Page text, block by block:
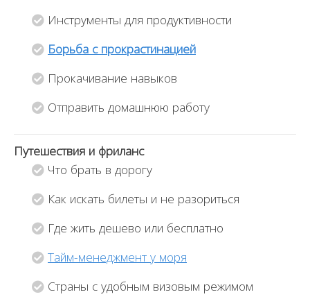
Инструменты для продуктивности
Борьба с прокрастинацией
Прокачивание навыков
Отправить домашнюю работу
Путешествия и фриланс
Что брать в дорогу
Как искать билеты и не разориться
Где жить дешево или бесплатно
Тайм-менеджмент у моря
Страны с удобным визовым режимом